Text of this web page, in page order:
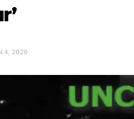
4, 2026